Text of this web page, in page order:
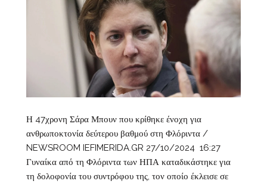
Η 47χρονη Σάρα Μπουν που κρίθηκε ένοχη για
ανθρωποκτονία δεύτερου βαθμού στη Φλόριντα /
NEWSROOM IEFIMERIDA.GR 27/10/2024 16:27
Γυναίκα από τη Φλόριντα των ΗΠΑ καταδικάστηκε για
τη δολοφονία του συντρόφου της, τον οποίο έκλεισε σε